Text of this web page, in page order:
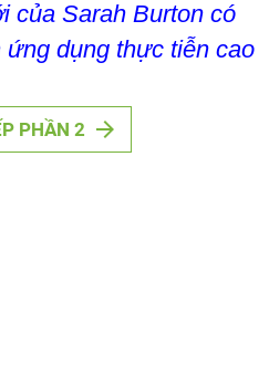
của Sarah Burton có
dụng thực tiễn cao
PHẦN 2